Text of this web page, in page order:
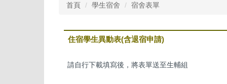
首頁 學生宿舍 宿舍表單
住宿學生異動表(含退宿申請)
請自行下載填寫後，將表單送至生輔組